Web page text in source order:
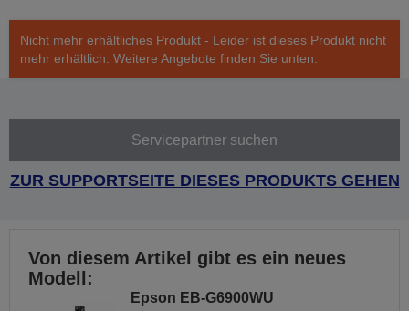
Nicht mehr erhältliches Produkt - Leider ist dieses Produkt nicht
mehr erhältlich. Weitere Angebote finden Sie unten.
Servicepartner suchen
ZUR SUPPORTSEITE DIESES PRODUKTS GEHEN
Von diesem Artikel gibt es ein neues
Modell:
Epson EB-G6900WU